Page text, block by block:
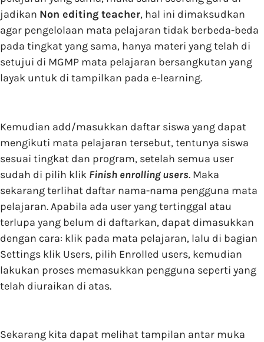
jadikan Non editing teacher, hal ini dimaksudkan
agar pengelolaan mata pelajaran tidak berbeda-beda
pada tingkat yang sama, hanya materi yang telah di
setujui di MGMP mata pelajaran bersangkutan yang
layak untuk di tampilkan pada e-learning.
Kemudian add/masukkan daftar siswa yang dapat
mengikuti mata pelajaran tersebut, tentunya siswa
sesuai tingkat dan program, setelah semua user
sudah di pilih klik Finish enrolling users. Maka
sekarang terlihat daftar nama-nama pengguna mata
pelajaran. Apabila ada user yang tertinggal atau
terlupa yang belum di daftarkan, dapat dimasukkan
dengan cara: klik pada mata pelajaran, lalu di bagian
Settings klik Users, pilih Enrolled users, kemudian
lakukan proses memasukkan pengguna seperti yang
telah diuraikan di atas.
Sekarang kita dapat melihat tampilan antar muka